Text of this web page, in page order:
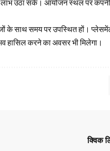
लाभ उठा सकें। आयोजन स्थल पर
के साथ समय पर उपस्थित हों।
हासिल करने का अवसर भी मिलेगा।
क्विक